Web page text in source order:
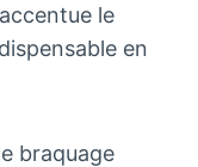
le
en
braquage